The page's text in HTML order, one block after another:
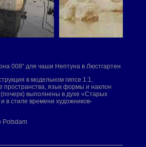
008“ для чаши Нептуна в Люстгартен
в модельном гипсе 1:1,
пространства, язык формы и наклон
(почерк) выполнены в духе «Старых
в стиле времени художников-
Potsdam